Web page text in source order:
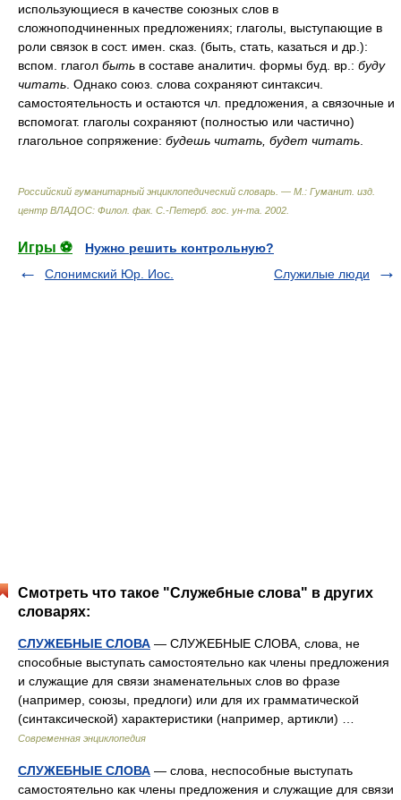
использующиеся в качестве союзных слов в
сложноподчиненных предложениях; глаголы, выступающие в
роли связок в сост. имен. сказ. (быть, стать, казаться и др.):
вспом. глагол быть в составе аналитич. формы буд. вр.: буду
читать . Однако союз. слова сохраняют синтаксич.
самостоятельность и остаются чл. предложения, а связочные и
вспомогат. глаголы сохраняют (полностью или частично)
глагольное сопряжение: будешь читать, будет читать
Российский гуманитарный энциклопедический словарь. — М.: Гуманит. изд.
центр ВЛАДОС: Филол. фак. С.-Петерб. гос. ун-та 2002
Игры ⚽
Нужно решить контрольную?
Слонимский Юр. Иос.
Служилые люди
Смотреть что такое "Служебные слова" в других
словарях:
СЛУЖЕБНЫЕ СЛОВА — СЛУЖЕБНЫЕ СЛОВА, слова, не
способные выступать самостоятельно как члены предложения
и служащие для связи знаменательных слов во фразе
(например, союзы, предлоги) или для их грамматической
(синтаксической) характеристики (например, артикли) …
Современная энциклопедия
СЛУЖЕБНЫЕ СЛОВА — слова, неспособные выступать
самостоятельно как члены предложения и служащие для связи